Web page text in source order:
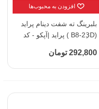
افزودن به محبوب‌ها
بلبرینگ ته شفت دینام پراید
(B8-23ِD ) پراید |آپکو - کد
292,800 تومان